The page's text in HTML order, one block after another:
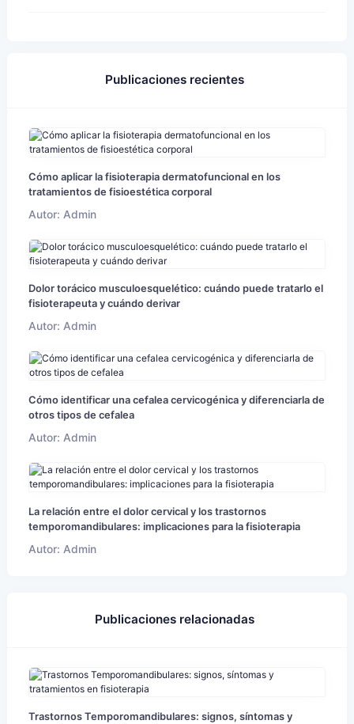
Publicaciones recientes
Cómo aplicar la fisioterapia dermatofuncional en los
tratamientos de fisioestética corporal
Autor: Admin
Dolor torácico musculoesquelético: cuándo puede tratarlo el
fisioterapeuta y cuándo derivar
Autor: Admin
Cómo identificar una cefalea cervicogénica y diferenciarla de
otros tipos de cefalea
Autor: Admin
La relación entre el dolor cervical y los trastornos
temporomandibulares: implicaciones para la fisioterapia
Autor: Admin
Publicaciones relacionadas
Trastornos Temporomandibulares: signos, síntomas y